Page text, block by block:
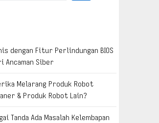
dengan Fitur Perlindungan BIOS
Ancaman Siber
Melarang Produk Robot
& Produk Robot Lain?
Tanda Ada Masalah Kelembapan